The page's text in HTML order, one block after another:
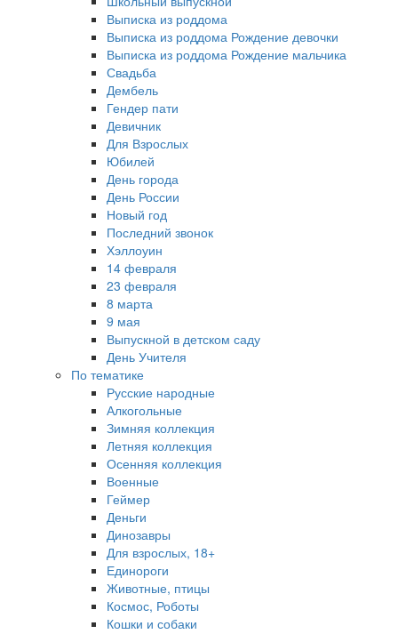
Выписка из роддома
Выписка из роддома Рождение девочки
Выписка из роддома Рождение мальчика
Свадьба
Дембель
Гендер пати
Девичник
Для Взрослых
Юбилей
День города
День России
Новый год
Последний звонок
Хэллоуин
14 февраля
23 февраля
8 марта
9 мая
Выпускной в детском саду
День Учителя
По тематике
Русские народные
Алкогольные
Зимняя коллекция
Летняя коллекция
Осенняя коллекция
Военные
Геймер
Деньги
Динозавры
Для взрослых, 18+
Единороги
Животные, птицы
Космос, Роботы
Кошки и собаки